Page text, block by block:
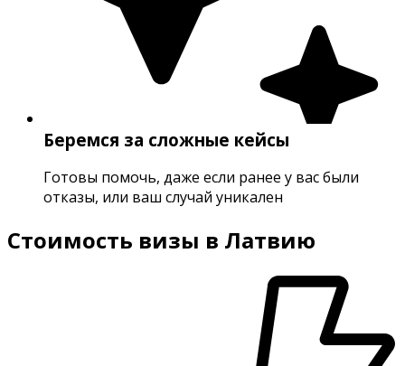
Беремся за сложные кейсы
Готовы помочь, даже если ранее у вас были
отказы, или ваш случай уникален
Стоимость визы в Латвию